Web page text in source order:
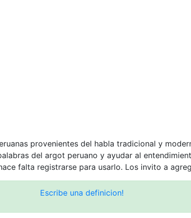
provenientes del habla tradicional y
del argot peruano y ayudar al
falta registrarse para usarlo. Los invito a
Escribe una definicion!